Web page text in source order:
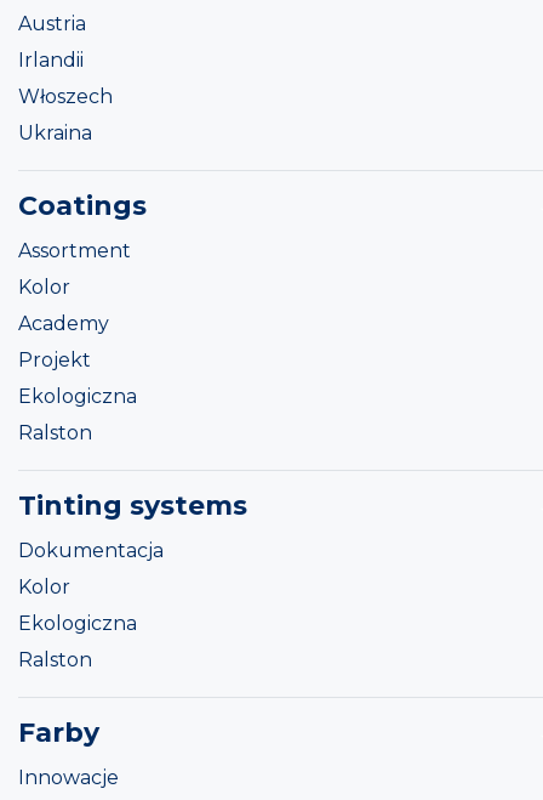
Austria
Irlandii
Włoszech
Ukraina
Coatings
Assortment
Kolor
Academy
Projekt
Ekologiczna
Ralston
Tinting systems
Dokumentacja
Kolor
Ekologiczna
Ralston
Farby
Innowacje